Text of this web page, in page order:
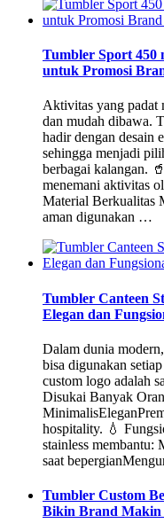
Tumbler Sport 450
untuk Promosi
Aktivitas yang padat
dan mudah dibawa.
hadir dengan desain
sehingga menjadi
berbagai kalangan.
menemani aktivitas
Material Berkualitas
aman digunakan …
Tumbler Canteen
Elegan dan
Dalam dunia
bisa digunakan
custom logo adalah
Disukai Banyak
hospitality. 💧
stainless membantu:
saat
Tumbler Custom
Bikin Brand Makin